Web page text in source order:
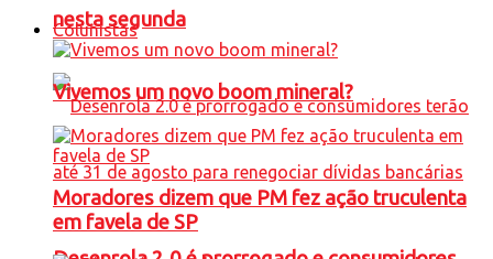
nesta segunda
Colunistas
Vivemos um novo boom mineral?
Moradores dizem que PM fez ação truculenta
em favela de SP